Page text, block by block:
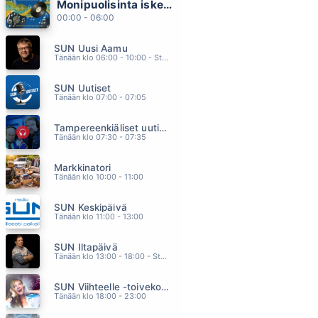
TORN
JOS VOISIT OLLA
SUN VAIN
Monipuolisinta iskelmää ja parasta poppia
00:00 - 06:00
SUN Uusi Aamu
Tänään klo 06:00 - 10:00 - Studiossa: Kimmo Hoivassilta
SUN Uutiset
Tänään klo 07:00 - 07:05
Tampereenkiäliset uutiset
Tänään klo 07:30 - 07:35
Markkinatori
Tänään klo 10:00 - 11:00
SUN Keskipäivä
Tänään klo 11:00 - 13:00
SUN Iltapäivä
Tänään klo 13:00 - 18:00 - Studiossa: Kaisu Lämsä
SUN Viihteelle -toivekonsertti
Tänään klo 18:00 - 23:00